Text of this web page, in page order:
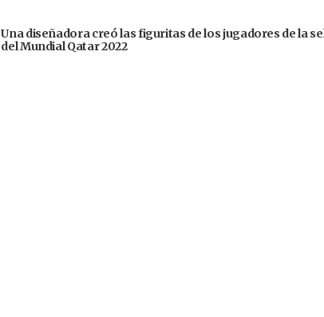
Una diseñadora creó las figuritas de los jugadores de la
del Mundial Qatar 2022